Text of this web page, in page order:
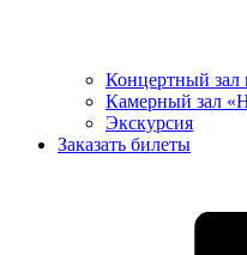
Концертный зал
Камерный зал
Экскурсия
Заказать билеты